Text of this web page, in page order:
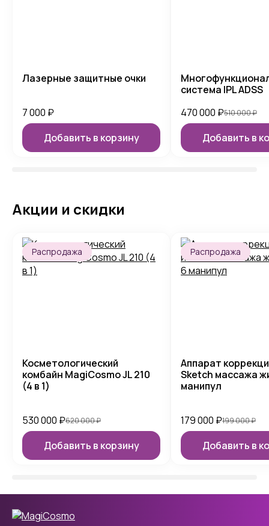
Лазерные защитные очки
7 000 ₽
Добавить в корзину
система IPL ADSS
470 000 ₽510 000₽
Добавить в
Акции и скидки
Распродажа
Косметологический
комбайн MagiCosmo JL 210
(4 в 1)
530 000 ₽620 000₽
Добавить в корзину
Распродажа
Аппарат
Sketch массажа
манипул
179 000 ₽199 000₽
Добавить в